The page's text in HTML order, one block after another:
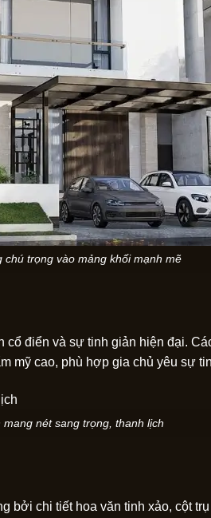
chú trọng vào mảng khối mạnh mẽ
điển và sự tinh giản hiện đại.
mỹ cao, phù hợp gia chủ yêu sự
nét sang trọng, thanh lịch
bởi chi tiết hoa văn tinh xảo, cột